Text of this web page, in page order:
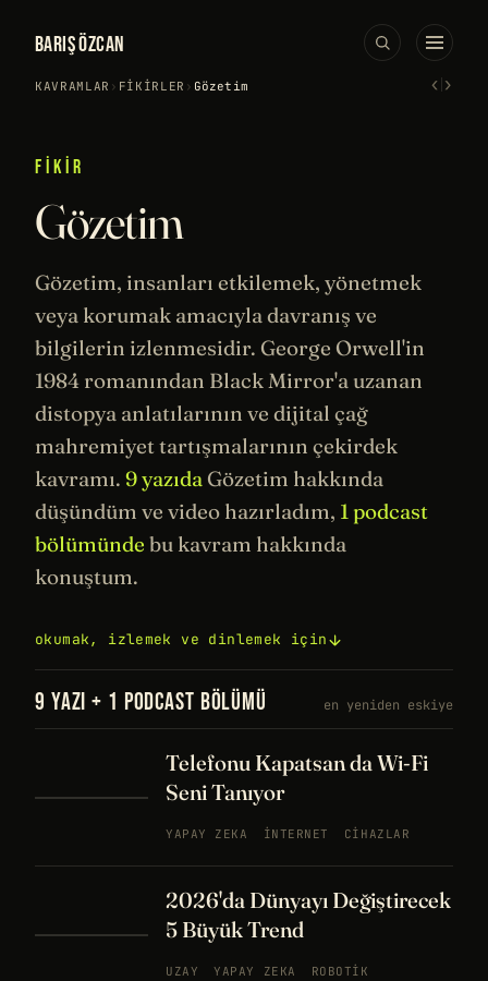
BARIŞ ÖZCAN
KAVRAMLAR › FIKIRLER › Gözetim ‹›
FIKIR
Gözetim
Gözetim, insanları etkilemek, yönetmek
veya korumak amacıyla davranış ve
bilgilerin izlenmesidir. George Orwell'in
1984 romanından Black Mirror'a uzanan
distopya anlatılarının ve dijital çağ
mahremiyettartışmalarının çekirdek
kavramı. 9 yazıda Gözetim hakkında
düşündüm ve video hazırladım, 1 podcast
bölümünde bu kavram hakkında
konuştum.
okumak, izlemek ve dinlemek için
9 YAZI + 1 PODCAST BÖLÜMÜ en yeniden eskiye
Telefonu Kapatsan da Wi-Fi
Seni Tanıyor
YAPAY ZEKA İNTERNET CIHAZLAR
2026'da Dünyayı Değiştirecek
5 Büyük Trend
UZAY YAPAY ZEKA ROBOTIK